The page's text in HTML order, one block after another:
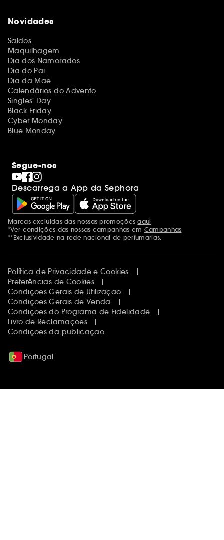
Novidades
Saldos
Maquilhagem
Dia dos Namorados
Dia do Pai
Dia da Mãe
Calendários do Advento
Singles' Day
Black Friday
Cyber Monday
Blue Monday
Segue-nos
Descarrega a App da Sephora
Menções adicionais
Marcas excluídas das nossas promoçõesaqui
*Ver condições das nossas campanhas em Campanhas
**Exclusividade na rede nacional de perfumarias.
Política de Privacidade e Cookies
Preferências de Cookies
Condições Gerais de Utilização
Condições Gerais de Venda
Condições do Programa de Fidelidade
Livro de Reclamações
Condições da publicação
Portugal